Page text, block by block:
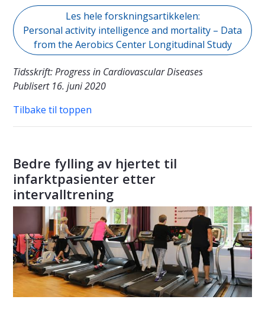
Les hele forskningsartikkelen:
Personal activity intelligence and mortality – Data
from the Aerobics Center Longitudinal Study
Tidsskrift: Progress in Cardiovascular Diseases
Publisert 16. juni 2020
Tilbake til toppen
Bedre fylling av hjertet til
infarktpasienter etter
intervalltrening